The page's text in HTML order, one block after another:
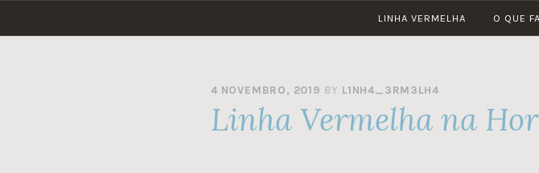
to
LINHA VERMELHA O QUE
4 NOVEMBRO, 2019 BY L1NH4_3RM3LH4
Linha Vermelha na